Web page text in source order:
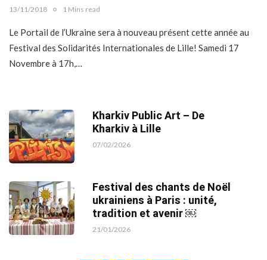
13/11/2018 1 Mins read
Le Portail de l’Ukraine sera à nouveau présent cette année au
Festival des Solidarités Internationales de Lille! Samedi 17
Novembre à 17h,…
Kharkiv Public Art – De
Kharkiv à Lille
07/02/2026
Festival des chants de Noël
ukrainiens à Paris : unité,
tradition et avenir ￼
21/01/2026